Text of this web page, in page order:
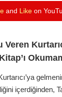
and Likeon
içerdiğinden,